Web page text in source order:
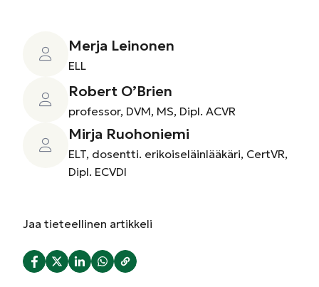
Merja Leinonen
ELL
Robert O’Brien
professor, DVM, MS, Dipl. ACVR
Mirja Ruohoniemi
ELT, dosentti. erikoiseläinlääkäri, CertVR,
Dipl. ECVDI
Jaa tieteellinen artikkeli